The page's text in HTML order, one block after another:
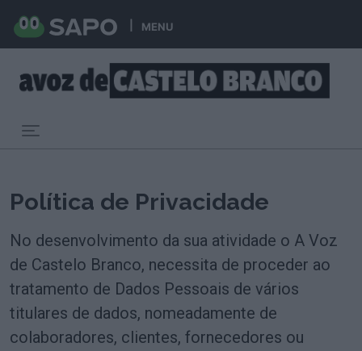
MENU
Política de Privacidade
No desenvolvimento da sua atividade o A Voz
de Castelo Branco, necessita de proceder ao
tratamento de Dados Pessoais de vários
titulares de dados, nomeadamente de
colaboradores, clientes, fornecedores ou